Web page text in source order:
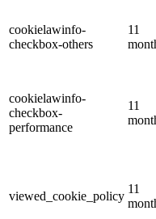
cookielawinfo-
checkbox-others
11
cookielawinfo-
checkbox-
performance
11
viewed_cookie_policy
11